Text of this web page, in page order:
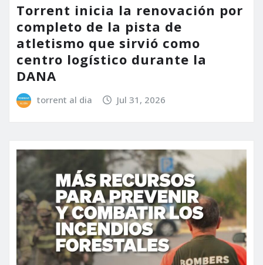
Torrent inicia la renovación por
completo de la pista de
atletismo que sirvió como
centro logístico durante la
DANA
torrent al dia Jul 31, 2026